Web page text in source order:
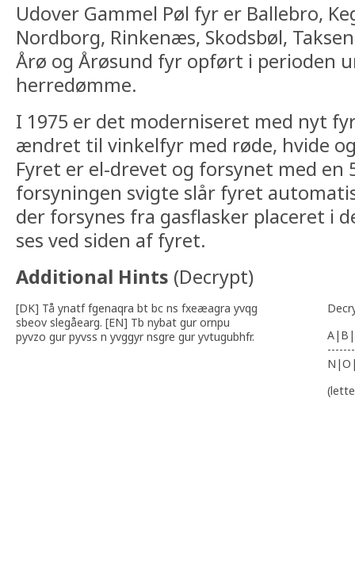
Udover Gammel Pøl fyr er Ballebro,
Nordborg, Rinkenæs, Skodsbøl,
Årø og Årøsund fyr opført i perioden
herredømme.
I 1975 er det moderniseret med nyt
ændret til vinkelfyr med røde, hvide
Fyret er el-drevet og forsynet med en
forsyningen svigte slår fyret
der forsynes fra gasflasker placeret i
ses ved siden af fyret.
Additional Hints (Decrypt)
[DK] Tå ynatf fgenaqra bt bc ns fxeæagra yvqg
sbeov slegåearg. [EN] Tb nybat gur ornpu
pyvzo gur pyvss n yvggyr nsgre gur yvtugubhfr.